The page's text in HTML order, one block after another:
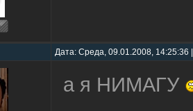
Дата: Среда, 09.01.2008,
а я НИМАГУ